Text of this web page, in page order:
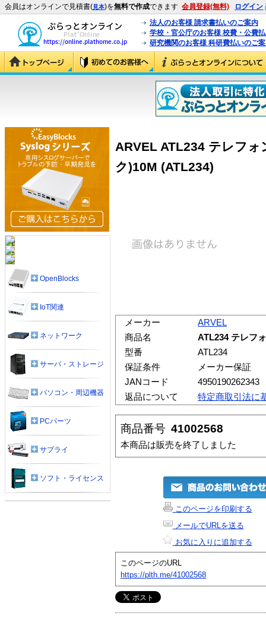
会員はオンラインで見積書(見本)を無料で作成できます 会員登録(無料) ログイン
法人のお客様 請求書払いのご案内
学校・官公庁のお客様 校費・公費
研究機関のお客様 科研費払いのご
ARVEL ATL234 テレフ
ク)10M (ATL234)
メーカー
ARVEL
商品名
ATL234 テレフ
型番
ATL234
保証条件
メーカー保証
JANコード
4950190262343
返品について
特定商取引法に
商品番号 41002568
本商品は販売を終了しました
このページを印刷する
メールでURLを送る
お気に入りに追加する
このページのURL
https://plth.me/41002568
OpenBlocks
IoT関連
ネットワーク
サーバ・ストレージ
パソコン・周辺機器
PCパーツ
サプライ
ソフト・ライセンス